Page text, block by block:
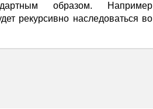
образом. Например
рекурсивно наследоваться во